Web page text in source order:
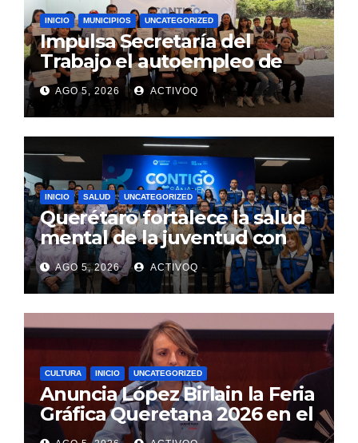
INICIO MUNICIPIOS UNCATEGORIZED
Impulsa Secretaría del
Trabajo el autoempleo de
mujeres en Huimilpan
AGO 5, 2026 ACTIVOQ
INICIO SALUD UNCATEGORIZED
Querétaro fortalece la salud
mental de la juventud con
alcance estatal e impacto
internacional
AGO 5, 2026 ACTIVOQ
CULTURA INICIO UNCATEGORIZED
Anuncia López Birlain la Feria
Gráfica Queretana 2026 en el
CEART